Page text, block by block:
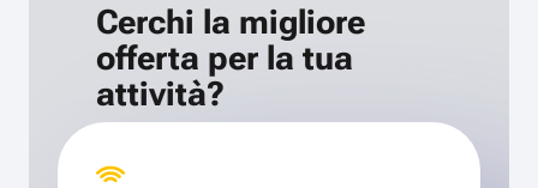
Cerchi la migliore
offerta per la tua
attività?